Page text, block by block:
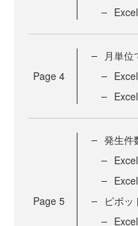
Page 4
月単位
Page 5
発生件
ピボッ